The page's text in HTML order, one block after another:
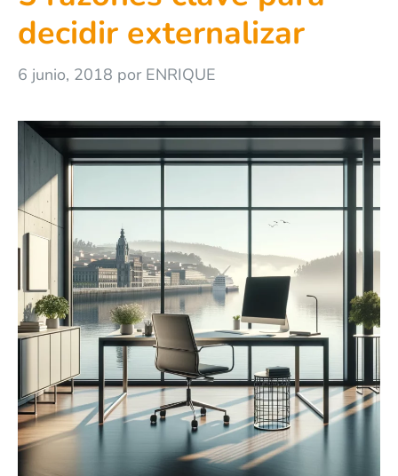
decidir externalizar
6 junio, 2018 por ENRIQUE